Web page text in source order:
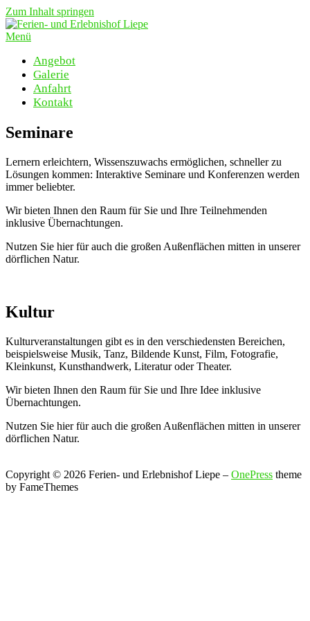
Zum Inhalt springen
Menü
Angebot
Galerie
Anfahrt
Kontakt
Seminare
Lernern erleichtern, Wissenszuwachs ermöglichen, schneller zu
Lösungen kommen: Interaktive Seminare und Konferenzen werden
immer beliebter.
Wir bieten Ihnen den Raum für Sie und Ihre Teilnehmenden
inklusive Übernachtungen.
Nutzen Sie hier für auch die großen Außenflächen mitten in unserer
dörflichen Natur.
Kultur
Kulturveranstaltungen gibt es in den verschiedensten Bereichen,
beispielsweise Musik, Tanz, Bildende Kunst, Film, Fotografie,
Kleinkunst, Kunsthandwerk, Literatur oder Theater.
Wir bieten Ihnen den Raum für Sie und Ihre Idee inklusive
Übernachtungen.
Nutzen Sie hier für auch die großen Außenflächen mitten in unserer
dörflichen Natur.
Copyright © 2026 Ferien- und Erlebnishof Liepe – OnePress theme
by FameThemes